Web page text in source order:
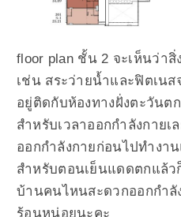
floor plan ชั้น 2 จะเห็นว่า
เช่น สระว่ายน้ำและฟิตเน
อยู่ติดกับห้องทางฝั่งตะวันต
สำหรับเวลาออกกำลังกาย
ออกกำลังกายก่อนไปทำงา
สำหรับตอนเย็นแดดตกแล้
บ้านคนไหนสะดวกออกกำลั
ร้อนหน่อยนะคะ